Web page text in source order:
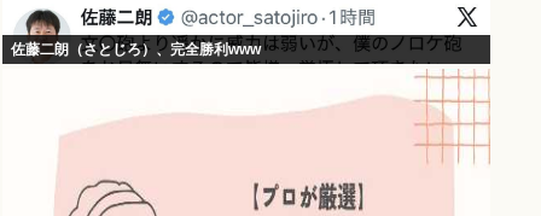
佐藤二朗（さとじろ）、完全勝利www